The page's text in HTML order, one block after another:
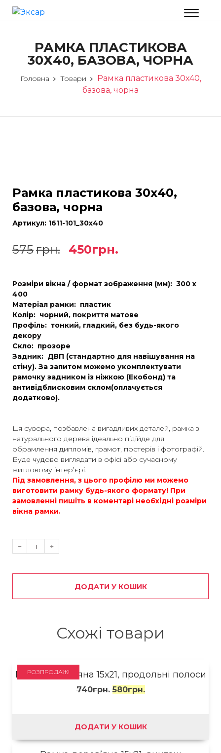
РАМКА ПЛАСТИКОВА
30Х40, БАЗОВА, ЧОРНА
Головна Товари
Рамка пластикова 30х40,
базова, чорна
Рамка пластикова 30х40,
базова, чорна
Артикул: 1611-101_30х40
575грн. 450грн.
Розміри вікна / формат зображення (мм): 300 х
400
Матеріал рамки: пластик
Колір: чорний, покриття матове
Профіль: тонкий, гладкий, без будь-якого
декору
Скло: прозоре
Задник: ДВП (стандартно для навішування на
стіну). За запитом можемо укомплектувати
рамочку задником із ніжкою (Екобонд) та
антивідблисковим склом(оплачується
додатково).
Ця сувора, позбавлена ​​вигадливих деталей, рамка з
натурального дерева ідеально підійде для
обрамлення дипломів, грамот, постерів і фотографій.
Буде чудово виглядати в офісі або сучасному
житловому інтер’єрі.
Під замовлення, з цього профілю ми можемо
виготовити рамку будь-якого формату! При
замовленні пишіть в коментарі необхідні розміри
вікна рамки.
ДОДАТИ У КОШИК
Схожі товари
РОЗПРОДАЖ!
Рамка дерев’яна 15х21, продольні полоси
740грн. 580грн.
ДОДАТИ У КОШИК